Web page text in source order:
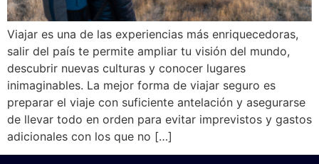
Viajar es una de las experiencias más enriquecedoras,
salir del país te permite ampliar tu visión del mundo,
descubrir nuevas culturas y conocer lugares
inimaginables. La mejor forma de viajar seguro es
preparar el viaje con suficiente antelación y asegurarse
de llevar todo en orden para evitar imprevistos y gastos
adicionales con los que no […]